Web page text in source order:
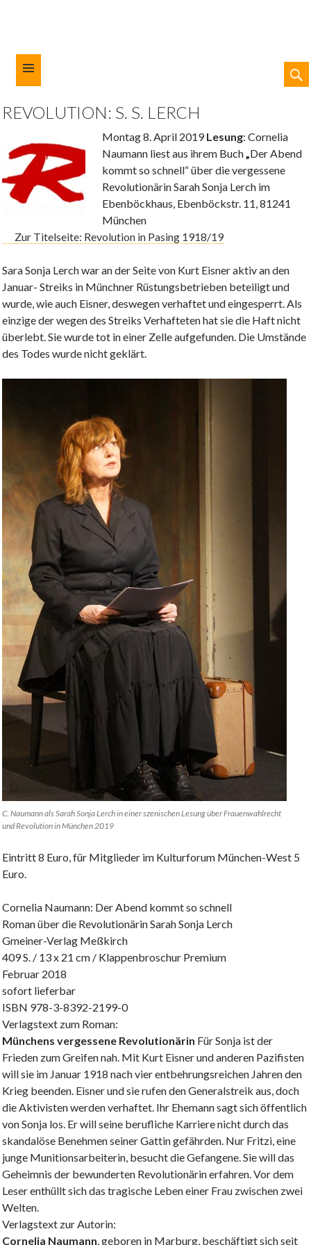
INHALT
Kulturforum München-West
REVOLUTION: S. S. LERCH
Montag 8. April 2019Lesung: Cornelia
Naumann liest aus ihrem Buch„Der Abend
kommt so schnell“ über die vergessene
Revolutionärin Sarah Sonja Lerch im
Ebenböckhaus, Ebenböckstr. 11, 81241
München
Zur Titelseite: Revolution in Pasing 1918/19
Sara Sonja Lerch war an der Seite von Kurt Eisner aktiv an den
Januar- Streiks in Münchner Rüstungsbetrieben beteiligt und
wurde, wie auch Eisner, deswegen verhaftet und eingesperrt. Als
einzige der wegen des Streiks Verhafteten hat sie die Haft nicht
überlebt. Sie wurde tot in einer Zelle aufgefunden. Die Umstände
des Todes wurde nicht geklärt.
C. Naumann als Sarah Sonja Lerch in einer szenischen Lesung über Frauenwahlrecht
und Revolution in München 2019
Eintritt 8 Euro, für Mitglieder im Kulturforum München-West 5
Euro.
Cornelia Naumann: Der Abend kommt so schnell
Roman über die Revolutionärin Sarah Sonja Lerch
Gmeiner-Verlag Meßkirch
409 S. / 13 x 21 cm / Klappenbroschur Premium
Februar 2018
sofort lieferbar
ISBN 978-3-8392-2199-0
Verlagstext zum Roman:
Münchens vergessene Revolutionärin Für Sonja ist der
Frieden zum Greifen nah. Mit Kurt Eisner und anderen Pazifisten
will sie im Januar 1918 nach vier entbehrungsreichen Jahren den
Krieg beenden. Eisner und sie rufen den Generalstreik aus, doch
die Aktivisten werden verhaftet. Ihr Ehemann sagt sich öffentlich
von Sonja los. Er will seine berufliche Karriere nicht durch das
skandalöse Benehmen seiner Gattin gefährden. Nur Fritzi, eine
junge Munitionsarbeiterin, besucht die Gefangene. Sie will das
Geheimnis der bewunderten Revolutionärin erfahren. Vor dem
Leser enthüllt sich das tragische Leben einer Frau zwischen zwei
Welten.
Verlagstext zur Autorin:
Cornelia Naumann, geboren in Marburg, beschäftigt sich seit